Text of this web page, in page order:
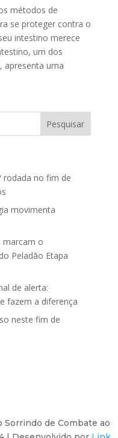
métodos de
se proteger contra o
intestino merece
um dos
apresenta uma
rodada no fim de
movimenta
marcam o
Peladão Etapa
de alerta:
fazem a diferença
neste fim de
Sorrindo de Combate ao